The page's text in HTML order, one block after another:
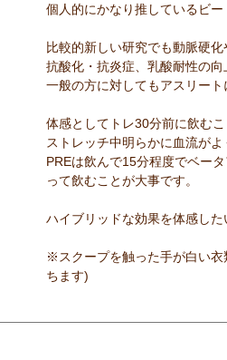
個人的にかなり推しているビー
比較的新しい研究でも動脈硬化
抗酸化・抗炎症、乳酸耐性の向
一般の方に対してもアスリー
体感としてトレ30分前に飲む
ストレッチ中明らかに血流が
PREは飲んで15分程度でベー
って飲むことが大事です。
ハイブリッドな効果を体感し
※スクープを触った手が白い衣
ちます)